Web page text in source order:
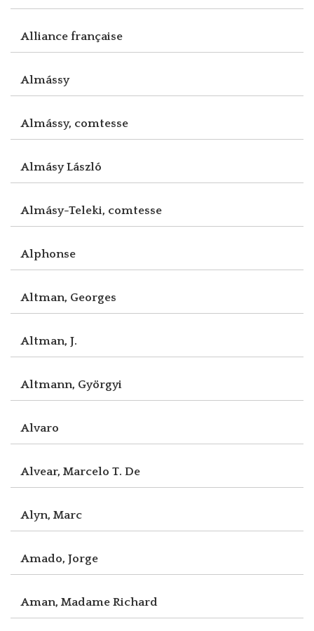
Alliance française
Almássy
Almássy, comtesse
Almásy László
Almásy-Teleki, comtesse
Alphonse
Altman, Georges
Altman, J.
Altmann, Györgyi
Alvaro
Alvear, Marcelo T. De
Alyn, Marc
Amado, Jorge
Aman, Madame Richard